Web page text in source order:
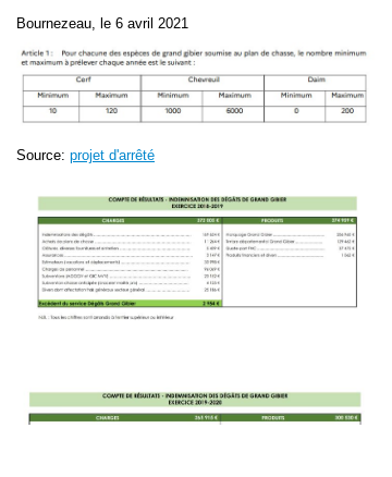
Bournezeau, le 6 avril 2021
Source: projet d'arrêté